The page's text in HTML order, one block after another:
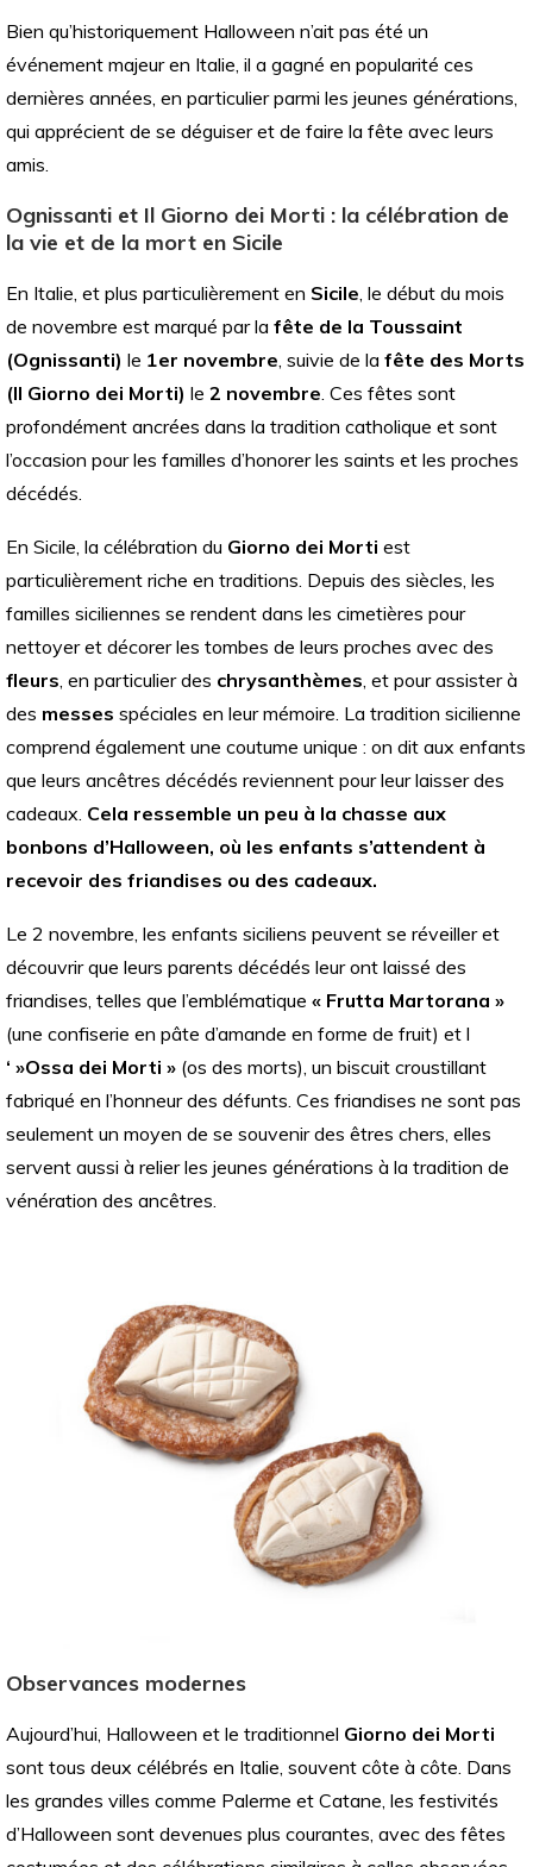
Bien qu’historiquement Halloween n’ait pas été un
événement majeur en Italie, il a gagné en popularité ces
dernières années, en particulier parmi les jeunes générations,
qui apprécient de se déguiser et de faire la fête avec leurs
amis.
Ognissanti et Il Giorno dei Morti : la célébration de
la vie et de la mort en Sicile
En Italie, et plus particulièrement en Sicile , le début du mois
de novembre est marqué par la fête de la Toussaint
(Ognissanti) le 1er novembre , suivie de la fête des Morts
(Il Giorno dei Morti) le 2 novembre . Ces fêtes sont
profondément ancrées dans la tradition catholique et sont
l’occasion pour les familles d’honorer les saints et les proches
décédés.
En Sicile, la célébration du Giorno dei Morti est
particulièrement riche en traditions. Depuis des siècles, les
familles siciliennes se rendent dans les cimetières pour
nettoyer et décorer les tombes de leurs proches avec des
fleurs , en particulier des chrysanthèmes , et pour assister à
des messes spéciales en leur mémoire. La tradition sicilienne
comprend également une coutume unique : on dit aux enfants
que leurs ancêtres décédés reviennent pour leur laisser des
cadeaux. Cela ressemble un peu à la chasse aux
bonbons d’Halloween, où les enfants s’attendent à
recevoir des friandises ou des cadeaux.
Le 2 novembre, les enfants siciliens peuvent se réveiller et
découvrir que leurs parents décédés leur ont laissé des
friandises, telles que l’emblématique « Frutta Martorana »
(une confiserie en pâte d’amande en forme de fruit) et l
‘ »Ossa dei Morti » (os des morts), un biscuit croustillant
fabriqué en l’honneur des défunts. Ces friandises ne sont pas
seulement un moyen de se souvenir des êtres chers, elles
servent aussi à relier les jeunes générations à la tradition de
vénération des ancêtres.
Observances modernes
Aujourd’hui, Halloween et le traditionnel Giorno dei Morti
sont tous deux célébrés en Italie, souvent côte à côte. Dans
les grandes villes comme Palerme et Catane, les festivités
d’Halloween sont devenues plus courantes, avec des fêtes